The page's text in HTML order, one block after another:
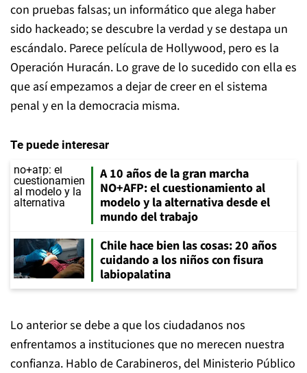
con pruebas falsas; un informático que alega haber
sido hackeado; se descubre la verdad y se destapa un
escándalo. Parece película de Hollywood, pero es la
Operación Huracán. Lo grave de lo sucedido con ella es
que así empezamos a dejar de creer en el sistema
penal y en la democracia misma.
Te puede interesar
A 10 años de la gran marcha
NO+AFP: el cuestionamiento al
modelo y la alternativa desde el
mundo del trabajo
Chile hace bien las cosas: 20 años
cuidando a los niños con fisura
labiopalatina
Lo anterior se debe a que los ciudadanos nos
enfrentamos a instituciones que no merecen nuestra
confianza. Hablo de Carabineros, del Ministerio Público